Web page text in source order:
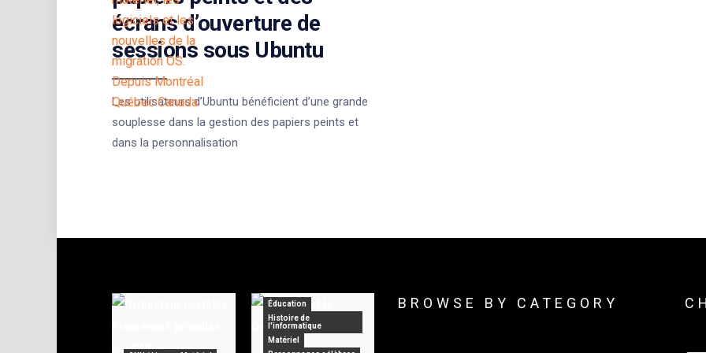
écrans d’ouverture de
sessions sous Ubuntu
Les utilisateurs d’Ubuntu bénéficient d’une grande
souplesse dans la gestion des papiers peints et
dans la personnalisation
Éducation
Histoire de
l'informatique
Matériel
BROWSE BY CATEGORY